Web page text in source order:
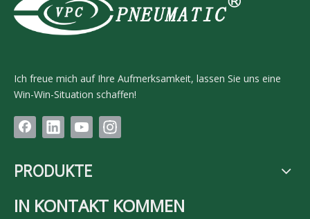
Ich freue mich auf Ihre Aufmerksamkeit, lassen Sie uns eine
Win-Win-Situation schaffen!
PRODUKTE
IN KONTAKT KOMMEN